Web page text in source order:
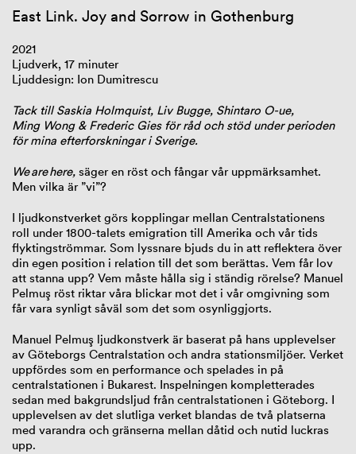
East Link. Joy and Sorrow in Gothenburg
2021
Ljudverk, 17 minuter
Ljuddesign: Ion Dumitrescu
Tack till Saskia Holmquist, Liv Bugge, Shintaro O-ue,
Ming Wong & Frederic Gies för råd och stöd under perioden
för mina efterforskningar i Sverige.
We are here, säger en röst och fångar vår uppmärksamhet.
Men vilka är ”vi”?
I ljudkonstverket görs kopplingar mellan Centralstationens
roll under 1800-talets emigration till Amerika och vår tids
flyktingströmmar. Som lyssnare bjuds du in att reflektera över
din egen position i relation till det som berättas. Vem får lov
att stanna upp? Vem måste hålla sig i ständig rörelse? Manuel
Pelmuş röst riktar våra blickar mot det i vår omgivning som
får vara synligt såväl som det som osynliggjorts.
Manuel Pelmuş ljudkonstverk är baserat på hans upplevelser
av Göteborgs Centralstation och andra stationsmiljöer. Verket
uppfördes som en performance och spelades in på
centralstationen i Bukarest. Inspelningen kompletterades
sedan med bakgrundsljud från centralstationen i Göteborg. I
upplevelsen av det slutliga verket blandas de två platserna
med varandra och gränserna mellan dåtid och nutid luckras
upp.